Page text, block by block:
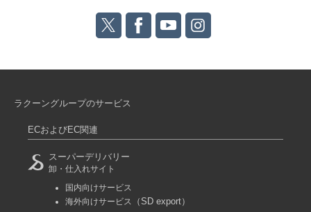
ラクーングループのサービス
ECおよびEC関連
スーパーデリバリー
卸・仕入れサイト
国内向けサービス
海外向けサービス
（SD export）